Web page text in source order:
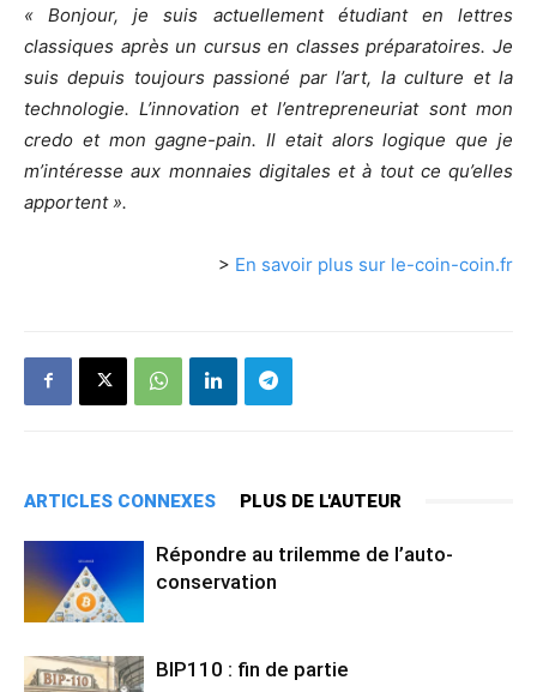
« Bonjour, je suis actuellement étudiant en lettres
classiques après un cursus en classes préparatoires. Je
suis depuis toujours passioné par l’art, la culture et la
technologie. L’innovation et l’entrepreneuriat sont mon
credo et mon gagne-pain. Il etait alors logique que je
m’intéresse aux monnaies digitales et à tout ce qu’elles
apportent ».
> En savoir plus sur le-coin-coin.fr
ARTICLES CONNEXES PLUS DE L'AUTEUR
Répondre au trilemme de l’auto-
conservation
BIP110 : fin de partie